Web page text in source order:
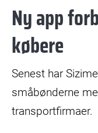
Ny app
købere
Senest har
småbønderne
transportfirmaer.